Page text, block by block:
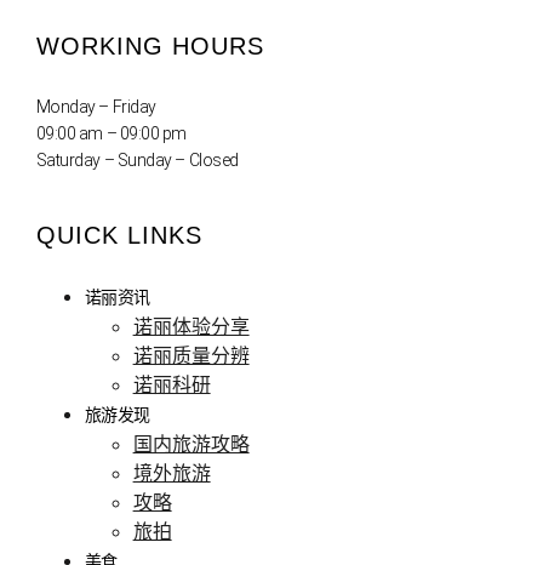
WORKING HOURS
Monday – Friday
09:00 am – 09:00 pm
Saturday – Sunday – Closed
QUICK LINKS
诺丽资讯
诺丽体验分享
诺丽质量分辨
诺丽科研
旅游发现
国内旅游攻略
境外旅游
攻略
旅拍